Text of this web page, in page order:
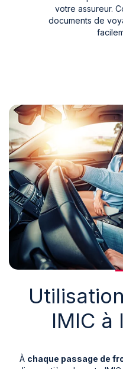
votre assureur.
documents de
IMIC à
À chaque passage de